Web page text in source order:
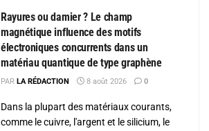
Rayures ou damier ? Le champ
magnétique influence des motifs
électroniques concurrents dans un
matériau quantique de type graphène
PAR LA RÉDACTION 8 août 2026 0
Dans la plupart des matériaux courants,
comme le cuivre, l'argent et le silicium, le